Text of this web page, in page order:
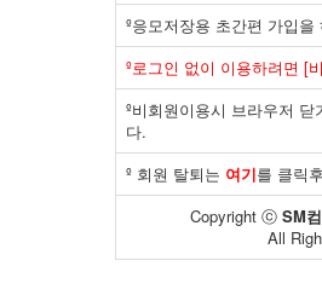
식품의약품안..140 한국
º응모저장용 초간편 가입
º로그인 없이 이용하려면 [
º비회원이용시 브라우저
다.
º 회원 탈퇴는 여기를 클릭
Copyright ⓒ SM
All